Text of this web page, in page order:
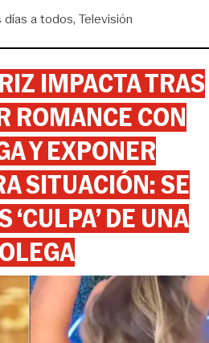
días a todos Televisión
IMPACTA TRAS
ROMANCE CON
Y EXPONER
SITUACIÓN: SE
‘CULPA’ DE UNA